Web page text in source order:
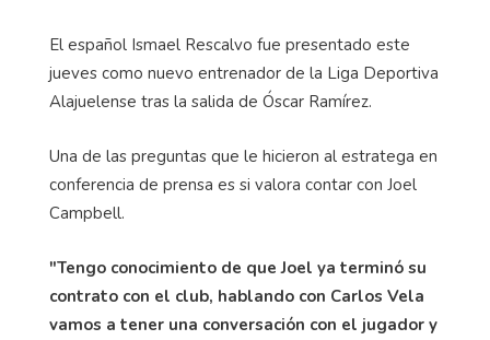
El español Ismael Rescalvo fue presentado este
jueves como nuevo entrenador de la Liga Deportiva
Alajuelense tras la salida de Óscar Ramírez.
Una de las preguntas que le hicieron al estratega en
conferencia de prensa es si valora contar con Joel
Campbell.
"Tengo conocimiento de que Joel ya terminó su
contrato con el club, hablando con Carlos Vela
vamos a tener una conversación con el jugador y